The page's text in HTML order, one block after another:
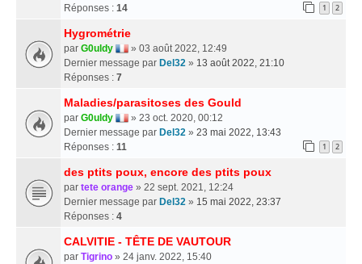
Réponses : 14 1 2
Hygrométrie
par G0uldy
» 03 août 2022, 12:49
Dernier message par Del32 » 13 août 2022, 21:10
Réponses : 7
Maladies/parasitoses des Gould
par G0uldy
» 23 oct. 2020, 00:12
Dernier message par Del32 » 23 mai 2022, 13:43
Réponses : 11 1 2
des ptits poux, encore des ptits poux
par tete orange » 22 sept. 2021, 12:24
Dernier message par Del32 » 15 mai 2022, 23:37
Réponses : 4
CALVITIE - TÊTE DE VAUTOUR
par Tigrino » 24 janv. 2022, 15:40